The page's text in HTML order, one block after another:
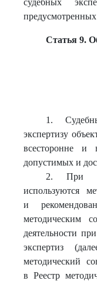
судебных
Статья 9.
1.
экспертизу
всесторонне
допустимых и
2. При
используются
и
методическим
деятельности
экспертиз
методический
в Реестр